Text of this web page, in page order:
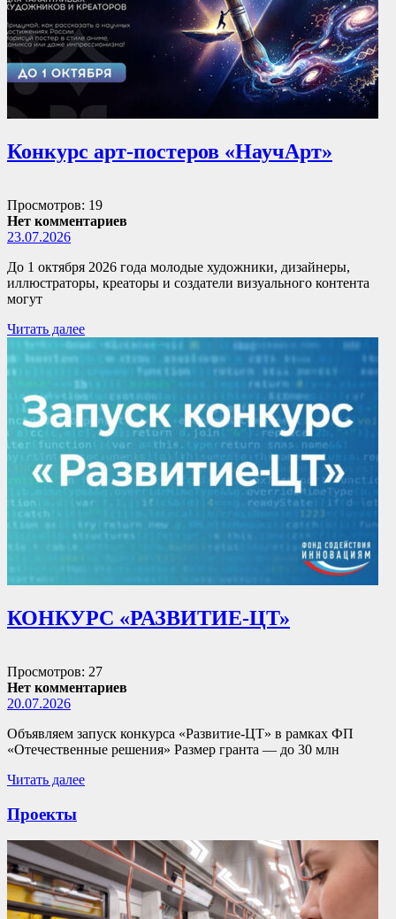
Конкурс арт-постеров «НаучАрт»
Просмотров: 19
Нет комментариев
23.07.2026
До 1 октября 2026 года молодые художники, дизайнеры,
иллюстраторы, креаторы и создатели визуального контента
могут
Читать далее
КОНКУРС «РАЗВИТИЕ-ЦТ»
Просмотров: 27
Нет комментариев
20.07.2026
Объявляем запуск конкурса «Развитие-ЦТ» в рамках ФП
«Отечественные решения» Размер гранта — до 30 млн
Читать далее
Проекты